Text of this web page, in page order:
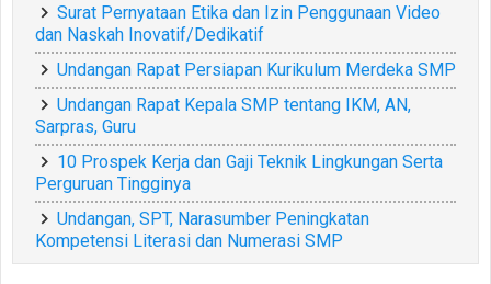
Surat Pernyataan Etika dan Izin Penggunaan Video
dan Naskah Inovatif/Dedikatif
Undangan Rapat Persiapan Kurikulum Merdeka SMP
Undangan Rapat Kepala SMP tentang IKM, AN,
Sarpras, Guru
10 Prospek Kerja dan Gaji Teknik Lingkungan Serta
Perguruan Tingginya
Undangan, SPT, Narasumber Peningkatan
Kompetensi Literasi dan Numerasi SMP